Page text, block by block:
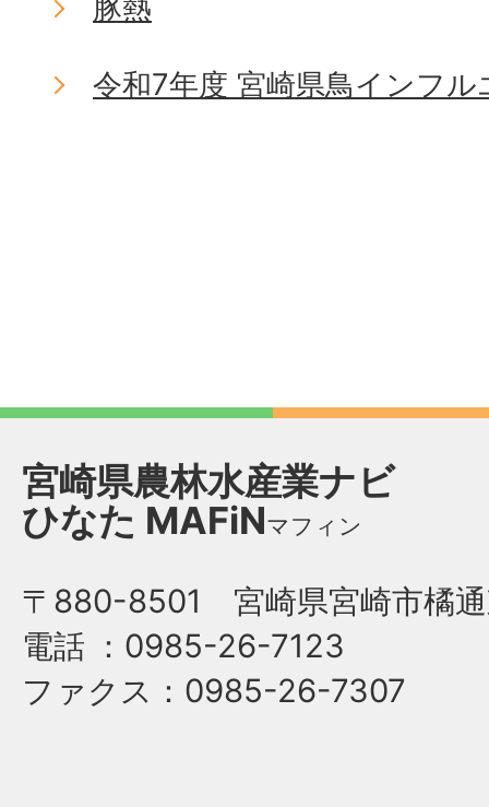
豚熱
令和7年度 宮崎県鳥インフ
宮崎県農林水産業ナビ
ひなた MAFiNマフィン
〒880-8501 宮崎県宮崎市橘通
電話 ：0985-26-7123
ファクス ：0985-26-7307